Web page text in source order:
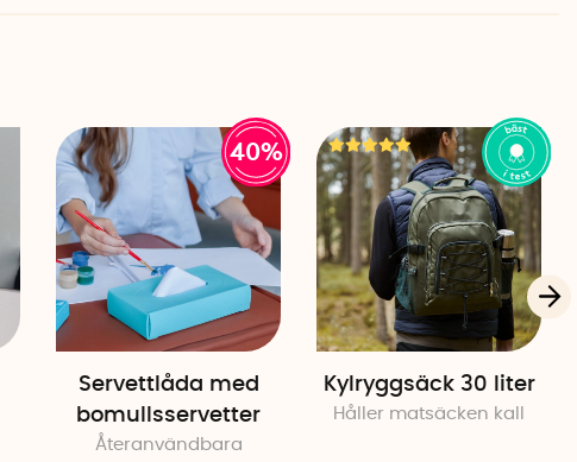
40%
Servettlåda med
bomullsservetter
Återanvändbara
Kylryggsäck 30 liter
Håller matsäcken kall